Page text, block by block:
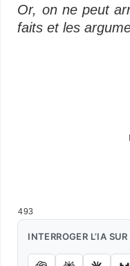
Or, on ne peut
faits et les
493
INTERROGER L’IA